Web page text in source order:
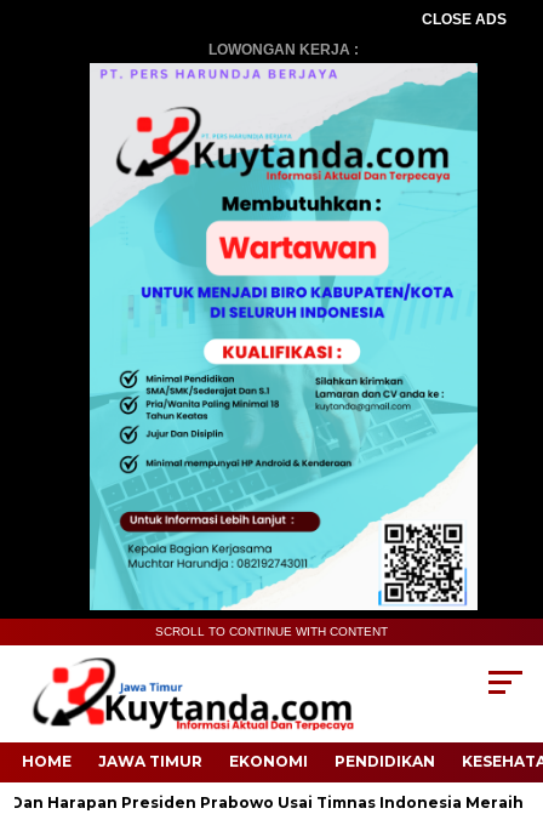
CLOSE ADS
LOWONGAN KERJA :
SCROLL TO CONTINUE WITH CONTENT
HOME JAWA TIMUR EKONOMI PENDIDIKAN
Harapan Presiden Prabowo Usai Timnas Indonesia Meraih